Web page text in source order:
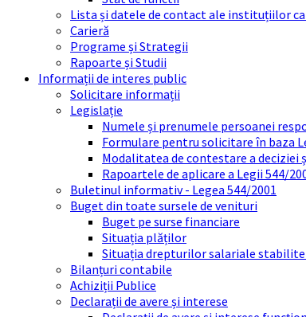
Lista și datele de contact ale instituțiilor
Carieră
Programe și Strategii
Rapoarte și Studii
Informații de interes public
Solicitare informații
Legislație
Numele și prenumele persoanei
Formulare pentru solicitare în baza
Modalitatea de contestare a
Rapoartele de aplicare a Legii 544/
Buletinul informativ - Legea 544/2001
Buget din toate sursele de venituri
Buget pe surse financiare
Situația plăților
Situația drepturilor salariale
Bilanțuri contabile
Achiziții Publice
Declarații de avere și interese